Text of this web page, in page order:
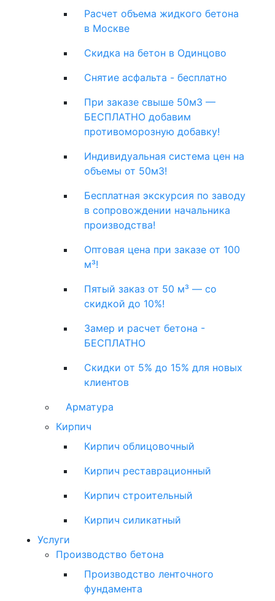
Расчет объема жидкого бетона
в Москве
Скидка на бетон в Одинцово
Снятие асфальта - бесплатно
При заказе свыше 50м3 —
БЕСПЛАТНО добавим
противоморозную добавку!
Индивидуальная система цен на
объемы от 50м3!
Бесплатная экскурсия по заводу
в сопровождении начальника
производства!
Оптовая цена при заказе от 100
м³!
Пятый заказ от 50 м³ — со
скидкой до 10%!
Замер и расчет бетона -
БЕСПЛАТНО
Скидки от 5% до 15% для новых
клиентов
Арматура
Кирпич
Кирпич облицовочный
Кирпич реставрационный
Кирпич строительный
Кирпич силикатный
Услуги
Производство бетона
Производство ленточного
фундамента